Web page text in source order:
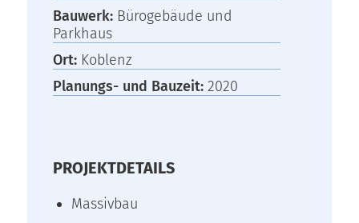
Bauwerk: Bürogebäude und
Parkhaus
Ort: Koblenz
Planungs- und Bauzeit:2020
PROJEKTDETAILS
Massivbau